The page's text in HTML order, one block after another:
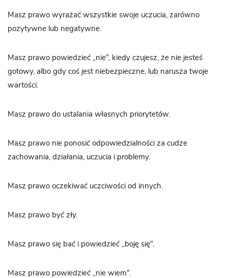
Masz prawo wyrażać wszystkie swoje uczucia, zarówno
pozytywne lub negatywne.
Masz prawo powiedzieć „nie”, kiedy czujesz, że nie jesteś
gotowy, albo gdy coś jest niebezpieczne, lub narusza twoje
wartości.
Masz prawo do ustalania własnych priorytetów.
Masz prawo nie ponosić odpowiedzialności za cudze
zachowania, działania, uczucia i problemy.
Masz prawo oczekiwać uczciwości od innych.
Masz prawo być zły.
Masz prawo się bać i powiedzieć „boję się”.
Masz prawo powiedzieć „nie wiem”.